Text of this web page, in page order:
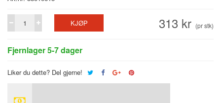
313 kr (pr stk)
KJØP
Fjernlager 5-7 dager
Liker du dette? Del gjerne!